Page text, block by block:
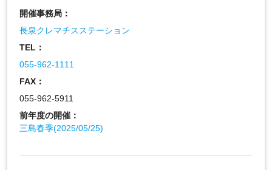
開催事務局：
長泉クレマチスステーション
TEL：
055-962-1111
FAX：
055-962-5911
前年度の開催：
三島春季(2025/05/25)